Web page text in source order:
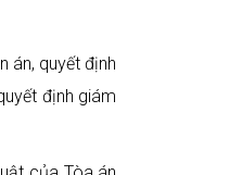
án, quyết định
định giám